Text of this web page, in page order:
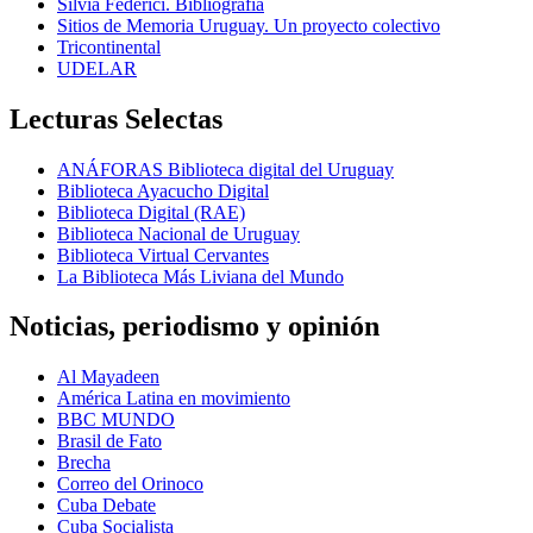
Sitios de Memoria Uruguay. Un proyecto colectivo
Tricontinental
UDELAR
Lecturas Selectas
ANÁFORAS Biblioteca digital del Uruguay
Biblioteca Ayacucho Digital
Biblioteca Digital (RAE)
Biblioteca Nacional de Uruguay
Biblioteca Virtual Cervantes
La Biblioteca Más Liviana del Mundo
Noticias, periodismo y opinión
Al Mayadeen
América Latina en movimiento
BBC MUNDO
Brasil de Fato
Brecha
Correo del Orinoco
Cuba Debate
Cuba Socialista